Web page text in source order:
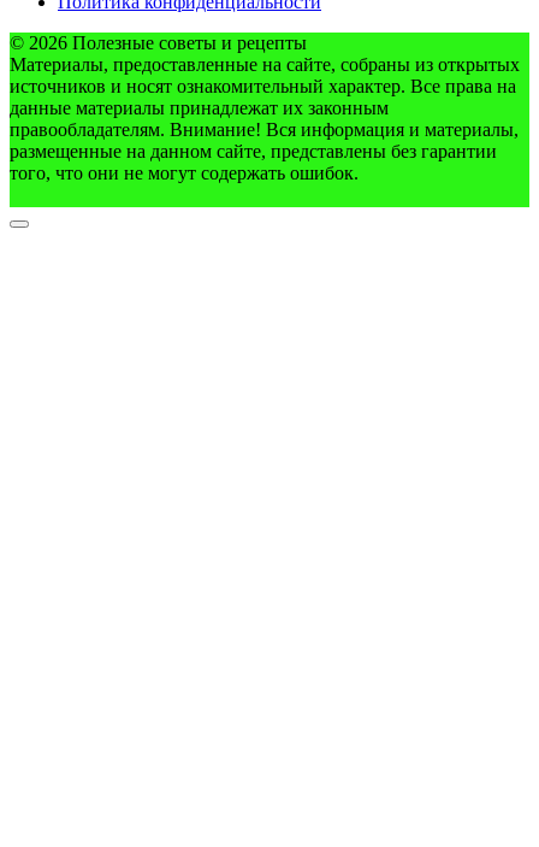
© 2026 Полезные советы и рецепты
Материалы, предоставленные на сайте, собраны из открытых
источников и носят ознакомительный характер. Все права на
данные материалы принадлежат их законным
правообладателям. Внимание! Вся информация и материалы,
размещенные на данном сайте, представлены без гарантии
того, что они не могут содержать ошибок.